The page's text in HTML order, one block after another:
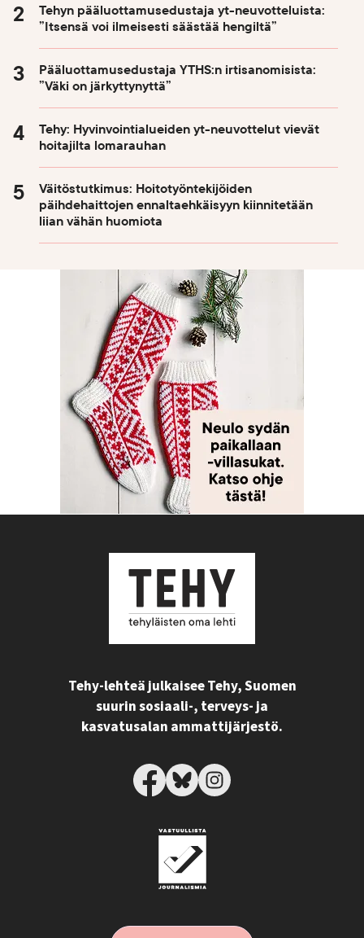
Tehyn pääluottamusedustaja yt-neuvotteluista:
”Itsensä voi ilmeisesti säästää hengiltä”
Pääluottamusedustaja YTHS:n irtisanomisista:
”Väki on järkyttynyttä”
Tehy: Hyvinvointialueiden yt-neuvottelut vievät
hoitajilta lomarauhan
Väitöstutkimus: Hoitotyöntekijöiden
päihdehaittojen ennaltaehkäisyyn kiinnitetään
liian vähän huomiota
Tehy-lehteä julkaisee Tehy, Suomen
suurin sosiaali-, terveys- ja
kasvatusalan ammattijärjestö.